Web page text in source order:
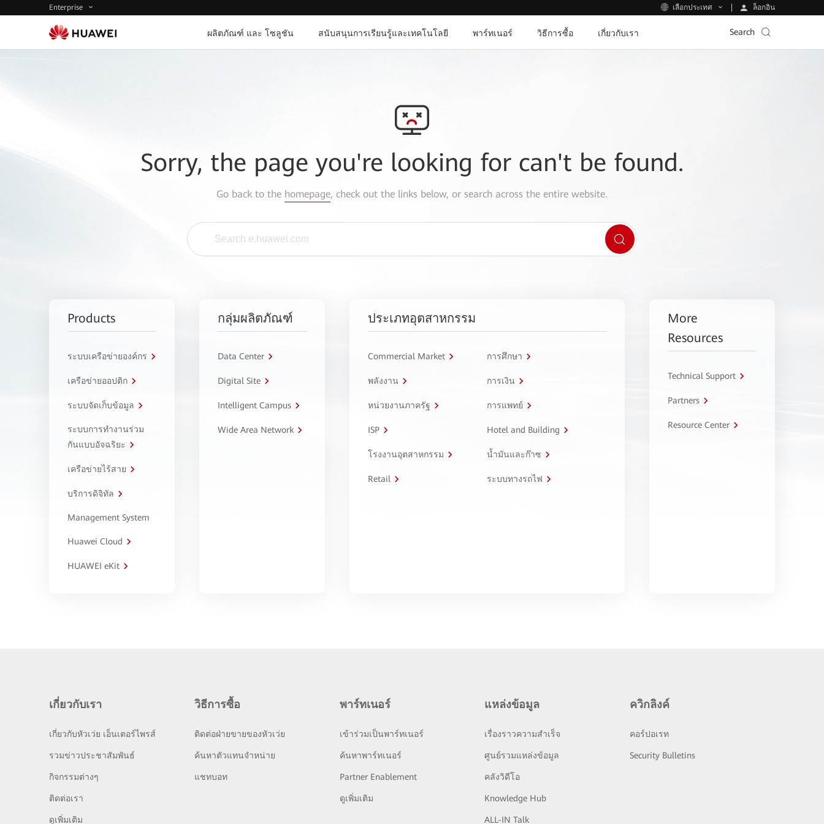
Enterprise เลือกประเทศ ล็อกอิน
ผลิตภัณฑ์ และ โซลูชัน สนับสนุนการเรียนรู้และเทคโนโลยี พาร์ทเนอร์ วิธีการซื้อ เกี่ยวกับเรา Search
Sorry, the page you're looking for can't be found.
Go back to the homepage, check out the links below, or search across the entire website.
Products
ระบบเครือข่ายองค์กร
เครือข่ายออปติก
ระบบจัดเก็บข้อมูล
ระบบการทำงานร่วม
กันแบบอัจฉริยะ
เครือข่ายไร้สาย
บริการดิจิทัล
Management System
Huawei Cloud
HUAWEI eKit
กลุ่มผลิตภัณฑ์
Data Center
Digital Site
Intelligent Campus
Wide Area Network
ประเภทอุตสาหกรรม
Commercial Market การศึกษา
พลังงาน การเงิน
หน่วยงานภาครัฐ การแพทย์
ISP Hotel and Building
โรงงานอุตสาหกรรม น้ำมันและก๊าซ
Retail ระบบทางรถไฟ
More
Resources
Technical Support
Partners
Resource Center
เกี่ยวกับเรา
เกี่ยวกับหัวเว่ย เอ็นเตอร์ไพรส์
รวมข่าวประชาสัมพันธ์
กิจกรรมต่างๆ
ติดต่อเรา
ดูเพิ่มเติม
วิธีการซื้อ
ติดต่อฝ่ายขายของหัวเว่ย
ค้นหาตัวแทนจำหน่าย
แชทบอท
พาร์ทเนอร์
เข้าร่วมเป็นพาร์ทเนอร์
ค้นหาพาร์ทเนอร์
Partner Enablement
ดูเพิ่มเติม
แหล่งข้อมูล
เรื่องราวความสำเร็จ
ศูนย์รวมแหล่งข้อมูล
คลังวิดีโอ
Knowledge Hub
ALL-IN Talk
ควิกลิงค์
คอร์ปอเรท
Security Bulletins